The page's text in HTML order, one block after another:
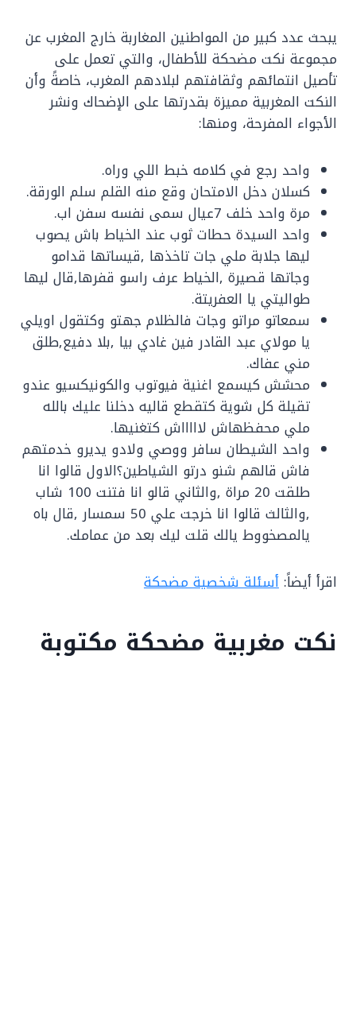
يبحث عدد كبير من المواطنين المغاربة خارج المغرب عن
مجموعة نكت مضحكة للأطفال، والتي تعمل على
تأصيل انتمائهم وثقافتهم لبلادهم المغرب، خاصةً وأن
النكت المغربية مميزة بقدرتها على الإضحاك ونشر
الأجواء المفرحة، ومنها:
واحد رجع في كلامه خبط اللي وراه.
كسلان دخل الامتحان وقع منه القلم سلم الورقة.
مرة واحد خلف 7عيال سمى نفسه سفن اب.
واحد السيدة حطات ثوب عند الخياط باش يصوب
ليها جلابة ملي جات تاخذها ,قيساتها قدامو
وجاتها قصيرة ,الخياط عرف راسو قفرها,قال ليها
طواليتي يا العفريتة.
سمعاتو مراتو وجات فالظلام جهتو وكتقول اويلي
يا مولاي عبد القادر فين غادي بيا ,بلا دفيع,طلق
مني عفاك.
محشش كيسمع اغنية فيوتوب والكونيكسيو عندو
تقيلة كل شوية كتقطع قاليه دخلنا عليك بالله
ملي محفظهاش لاااااش كتغنيها.
واحد الشيطان سافر ووصي ولادو يديرو خدمتهم
فاش قالهم شنو درتو الشياطين؟الاول قالوا انا
طلقت 20 مراة ,والثاني قالو انا فتنت 100 شاب
,والثالث قالوا انا خرجت علي 50 سمسار ,قال باه
يالمصخووط يالك قلت ليك بعد من عمامك.
اقرأ أيضاً: أسئلة شخصية مضحكة
نكت مغربية مضحكة مكتوبة